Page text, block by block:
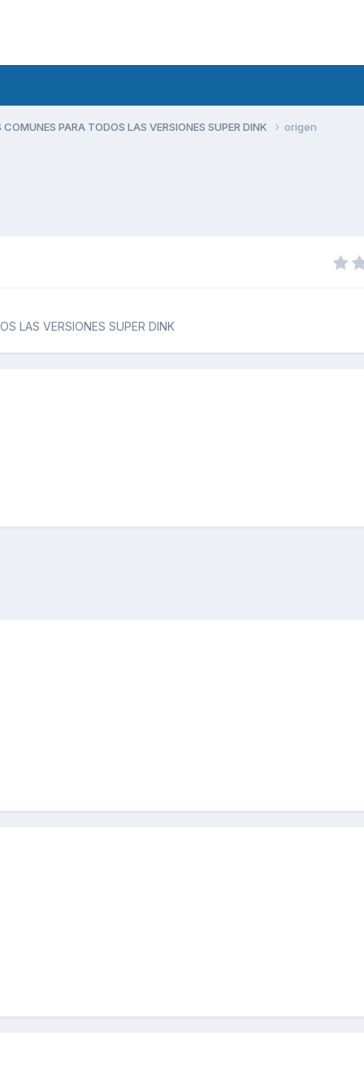
COMUNES PARA TODOS LAS VERSIONES SUPER DINK origen
LAS VERSIONES SUPER DINK